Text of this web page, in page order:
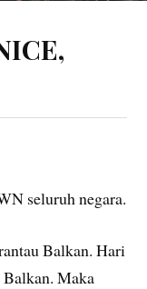
seluruh negara.
Balkan. Hari
Maka